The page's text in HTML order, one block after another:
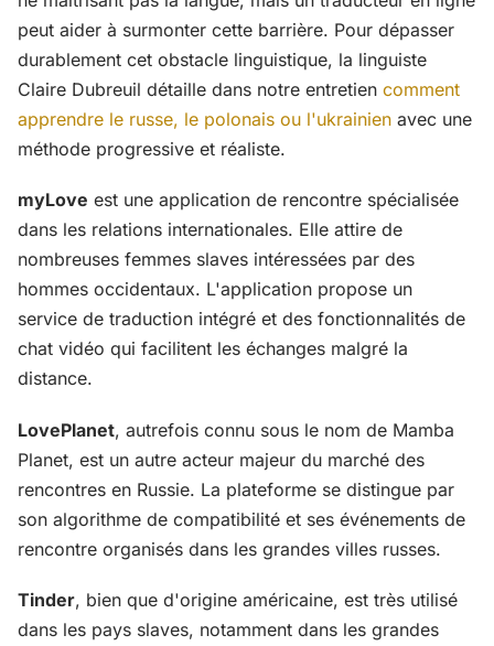
peut aider à surmonter cette barrière. Pour dépasser
durablement cet obstacle linguistique, la linguiste
Claire Dubreuil détaille dans notre entretien comment
apprendre le russe, le polonais ou l'ukrainien avec une
méthode progressive et réaliste.
myLove est une application de rencontre spécialisée
dans les relations internationales. Elle attire de
nombreuses femmes slaves intéressées par des
hommes occidentaux. L'application propose un
service de traduction intégré et des fonctionnalités de
chat vidéo qui facilitent les échanges malgré la
distance.
LovePlanet, autrefois connu sous le nom de Mamba
Planet, est un autre acteur majeur du marché des
rencontres en Russie. La plateforme se distingue par
son algorithme de compatibilité et ses événements de
rencontre organisés dans les grandes villes russes.
Tinder, bien que d'origine américaine, est très utilisé
dans les pays slaves, notamment dans les grandes